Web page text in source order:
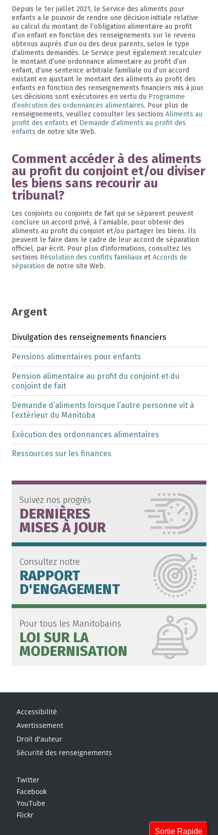
Sortie Rapide
Depuis le 1er juillet 2021, le Service des aliments pour
enfants a le pouvoir de rendre une décision initiale relative
au calcul du montant de l’obligation alimentaire au profit
d’un enfant en fonction des renseignements sur le revenu
obtenus auprès d’un ou des deux parents, selon le type
d’aliments demandés. Le Service peut également recalculer
le montant d’une ordonnance alimentaire au profit d’un
enfant, d’une sentence arbitrale familiale ou d’un accord
existant en ajustant le montant des aliments au profit des
enfants en fonction des renseignements financiers mis à jour.
Les décisions sont exécutoires en vertu du Programme
d’exécution des ordonnances alimentaires. Pour plus de
renseignements, veuillez consulter les sections Aliments au
profit des enfants et Demande d’aliments au profit des
enfants de notre site Web.
Comment accéder à des aliments
au profit du conjoint et/ou diviser
les biens sans recourir au
tribunal?
Les conjoints ou conjoints de fait qui se séparent peuvent
conclure un accord privé, à l’amiable, pour obtenir des
aliments au profit du conjoint et/ou partager les biens. Ils
peuvent le faire dans le cadre de leur accord de séparation
officiel, par écrit. Pour plus d’informations, consultez les
sections Résolution des conflits familiaux et Accords de
séparation de notre site Web.
Argent
Divulgation des renseignements financiers
Pensions alimentaires pour enfants
Pension alimentaire au profit du conjoint et du
conjoint de fait
Demande d’aliments lorsque l’autre personne vit à
l’extérieur du Manitoba
Exécution des ordonnances alimentaires
Ressources sur les finances
Suivez nos progrès
DERNIÈRES
MISES À JOUR
Consultez notre
RAPPORT
D'ENGAGEMENT
Pour tous les Manitobains
LOI SUR LA
MODERNISATION
Accessibilité
Avertissement
Droit d'auteur
Sécurité des renseignements
Twitter
Facebook
YouTube
Flickr